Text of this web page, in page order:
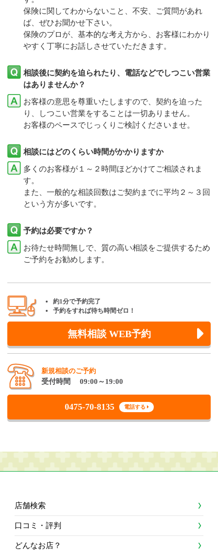
保険に関してわからないこと、不安、ご質問があれ
ば、ぜひお聞かせ下さい。
保険のプロが、基本的な考え方から、お客様にわかり
やすく丁寧にお話しさせていただきます。
相談後に契約を迫られたり、電話などでしつこい営業
はありませんか？
お客様の意思を尊重いたしますので、契約を迫った
り、しつこい営業をすることは一切ありません。
お客様のペースでじっくりご検討くださいませ。
相談にはどのくらい時間がかかりますか
多くのお客様が１～２時間ほどかけてご相談されま
す。
また、一般的な相談回数はご契約までに平均２～３回
という方が多いです。
予約は必要ですか？
お待たせ時間無しで、質の高い相談をご提供するため
ご予約をお勧めします。
約1分で予約完了
予約をすれば待ち時間ゼロ！
無料相談 WEB予約
新規相談のご予約
受付時間 09:00～19:00
0475-70-8135 電話する
店舗検索
口コミ・評判
どんなお店？